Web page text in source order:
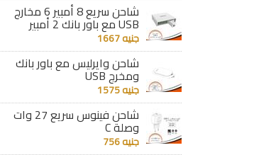
شاحن سريع 8 أمبير 6 مخارج
USB مع باور بانك 2 أمبير
جنيه 1667
شاحن وايرليس مع باور بانك
ومخرج USB
جنيه 1575
شاحن فينوس سريع 27 وات
وصلة C
جنيه 756
حامل سبوت متحرك
(ابيض)
جنيه 206
حامل سبوت متحرك
(فضى مط)
جنيه 224
تفاصيل